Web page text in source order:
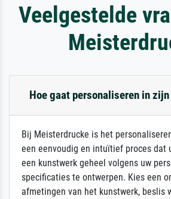
Veelgestelde
Hoe gaat personaliseren in
Bij Meisterdrucke is het
een eenvoudig en intuïtief proces dat
een kunstwerk geheel volgens uw
specificaties te ontwerpen. Kies een
afmetingen van het kunstwerk, beslis